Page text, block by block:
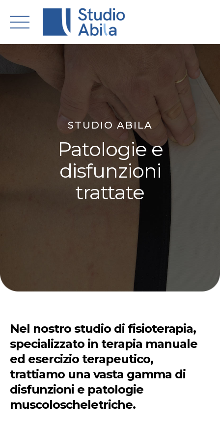
content
STUDIO ABILA
Patologie e
disfunzioni
trattate
Nel nostro studio di fisioterapia,
specializzato in terapia manuale
ed esercizio terapeutico,
trattiamo una vasta gamma di
disfunzioni e patologie
muscoloscheletriche.